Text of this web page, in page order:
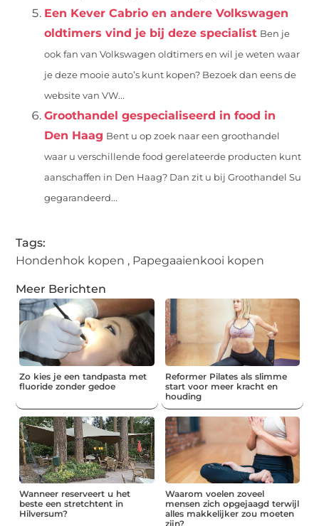
Een Kever Cabrio en andere Volkswagen
oldtimers vind je bij deze specialist Ben je
ook fan van Volkswagen oldtimers en wil je weten waar
je deze mooie auto’s kunt kopen? Bezoek dan eens de
website van VW...
Groothandel gespecialiseerd in food in
Den Haag Bent u op zoek naar een groothandel
waar u verschillende food gerelateerde producten kunt
aanschaffen in Den Haag? Dan zit u bij Groothandel Su
gegarandeerd...
Tags:
Hondenhok kopen , Papegaaienkooi kopen
Meer Berichten
Zo kies je een tandpasta met
fluoride zonder gedoe
Reformer Pilates als slimme
start voor meer kracht en
houding
Wanneer reserveert u het
beste een stretchtent in
Hilversum?
Waarom voelen zoveel
mensen zich opgejaagd terwijl
alles makkelijker zou moeten
zijn?